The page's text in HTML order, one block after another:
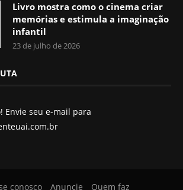
Livro mostra como o cinema criar
memórias e estimula a imaginação
infantil
23 de julho de 2026
Envie seu e-mail para
conosco Anuncie Quem faz